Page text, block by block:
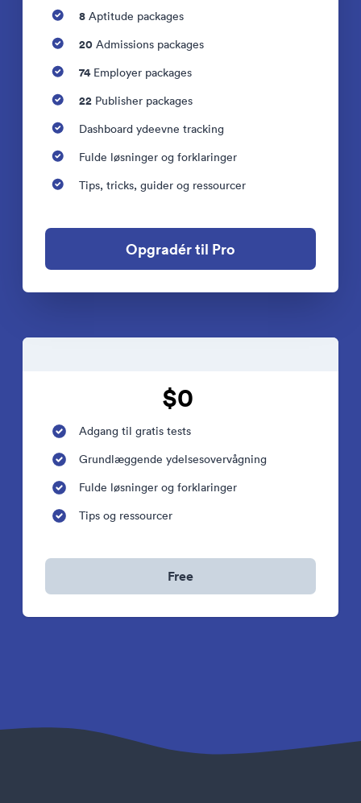
8 Aptitude packages
20 Admissions packages
74Employer packages
22 Publisher packages
Dashboard ydeevne tracking
Fulde løsninger og forklaringer
Tips, tricks, guider og ressourcer
Opgradér til Pro
$0
Adgang til gratis tests
Grundlæggende ydelsesovervågning
Fulde løsninger og forklaringer
Tips og ressourcer
Free